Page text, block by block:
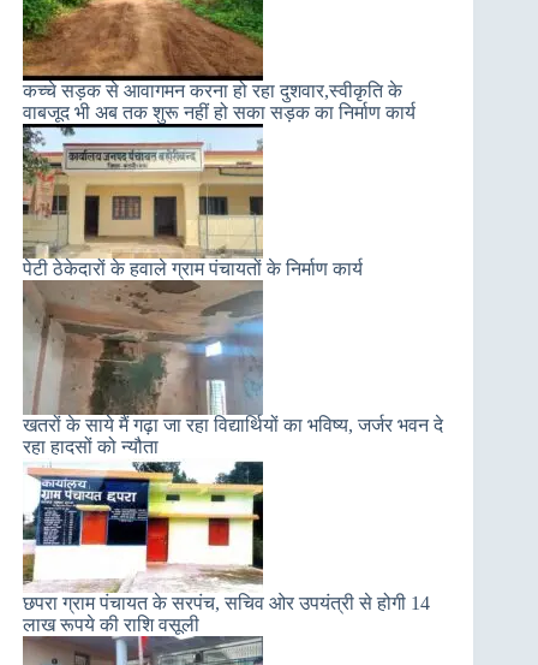
कच्चे सड़क से आवागमन करना हो रहा दुशवार,स्वीकृति के
वाबजूद भी अब तक शुरू नहीं हो सका सड़क का निर्माण कार्य
पेटी ठेकेदारों के हवाले ग्राम पंचायतों के निर्माण कार्य
खतरों के साये मैं गढ़ा जा रहा विद्यार्थियों का भविष्य, जर्जर भवन दे
रहा हादसों को न्यौता
छपरा ग्राम पंचायत के सरपंच, सचिव ओर उपयंत्री से होगी 14
लाख रूपये की राशि वसूली